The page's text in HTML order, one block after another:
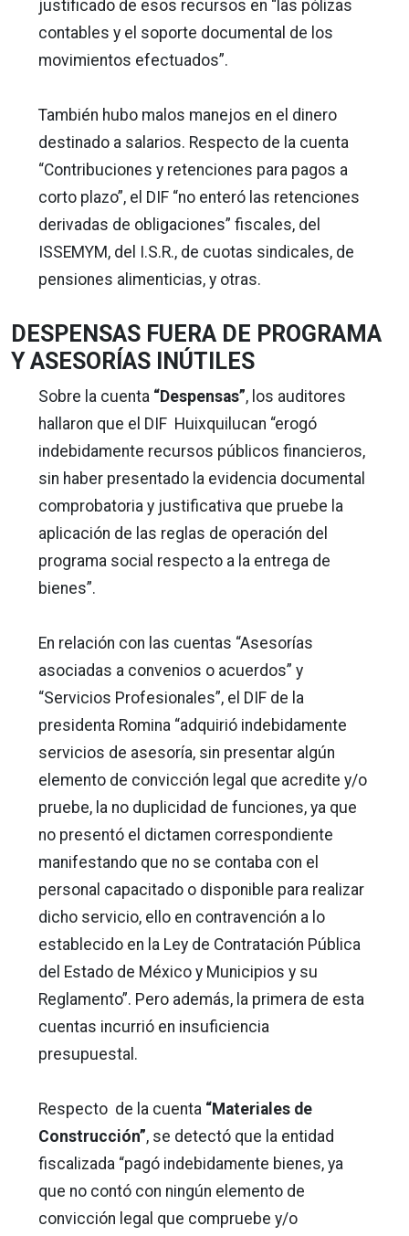
justificado de esos recursos en “las pólizas
contables y el soporte documental de los
movimientos efectuados”.
También hubo malos manejos en el dinero
destinado a salarios. Respecto de la cuenta
“Contribuciones y retenciones para pagos a
corto plazo”, el DIF “no enteró las retenciones
derivadas de obligaciones” fiscales, del
ISSEMYM, del I.S.R., de cuotas sindicales, de
pensiones alimenticias, y otras.
DESPENSAS FUERA DE PROGRAMA
Y ASESORÍAS INÚTILES
Sobre la cuenta “Despensas”, los auditores
hallaron que el DIF Huixquilucan “erogó
indebidamente recursos públicos financieros,
sin haber presentado la evidencia documental
comprobatoria y justificativa que pruebe la
aplicación de las reglas de operación del
programa social respecto a la entrega de
bienes”.
En relación con las cuentas “Asesorías
asociadas a convenios o acuerdos” y
“Servicios Profesionales”, el DIF de la
presidenta Romina “adquirió indebidamente
servicios de asesoría, sin presentar algún
elemento de convicción legal que acredite y/o
pruebe, la no duplicidad de funciones, ya que
no presentó el dictamen correspondiente
manifestando que no se contaba con el
personal capacitado o disponible para realizar
dicho servicio, ello en contravención a lo
establecido en la Ley de Contratación Pública
del Estado de México y Municipios y su
Reglamento”. Pero además, la primera de esta
cuentas incurrió en insuficiencia
presupuestal.
Respecto de la cuenta “Materiales de
Construcción”, se detectó que la entidad
fiscalizada “pagó indebidamente bienes, ya
que no contó con ningún elemento de
convicción legal que compruebe y/o